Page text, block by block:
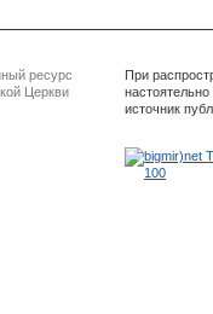
ресурс
Церкви
При
источник